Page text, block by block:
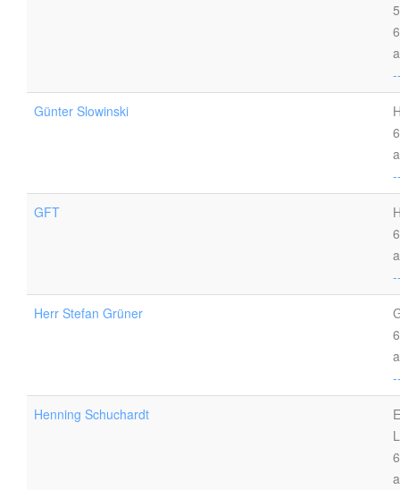
Günter Slowinski
GFT
Herr Stefan Grüner
Henning Schuchardt